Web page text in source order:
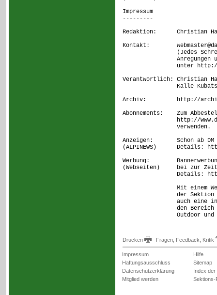
Impressum
---------
Redaktion: Christian
Kontakt:
(Jedes Schreiben
Anregungen und
unter http://
Verantwortlich: Christian
Kalle Kubatschka
Archiv: http://
Abonnements: Zum
http://www.dav-
verwenden.
Anzeigen: Schon ab DM
(ALPINEWS) Details:
Werbung: Bannerwerbung
(Webseiten) bei zur Zeit
Details: http://
Mit einem
der Sektion
auch eine
den Bereich
Outdoor und Skilauf
Drucken Fragen, Feedback, Kritik
Impressum
Haftungsausschluss
Datenschutzerklärung
Mitglied werden
Hilfe
Sitemap
Index der
Sektions-